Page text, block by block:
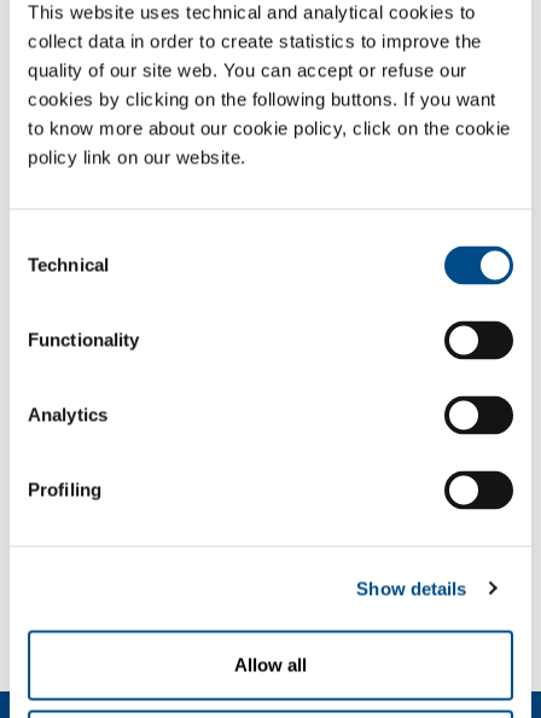
This website uses technical and analytical cookies to
collect data in order to create statistics to improve the
quality of our site web. You can accept or refuse our
cookies by clicking on the following buttons. If you want
to know more about our cookie policy, click on the cookie
policy link on our website.
Selection
Technical
Functionality
Analytics
Profiling
Show details
Allow all
zijn om extreem hoge kwaliteit te bieden dankzij hun specifieke
deskundigheid en die altijd aandacht te besteden aan het
optimaliseren van de kosten.
Dit alles is realiteit bij de SOL Group, die dankzij haar jarenlange
ervaring in de gezondheidssector en voortdurend contact met alle
professionele organen in de in de publieke en private
Management
Farmaceutisch
Technische diensten
Medische apparaten
Neem contact met ons op